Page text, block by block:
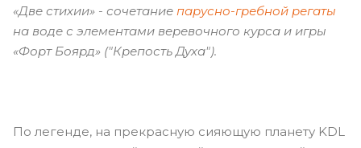
«Две стихии» - сочетание парусно-гребной регаты
на воде с элементами веревочного курса и игры
«Форт Боярд» ("Крепость Духа").
По легенде, на прекрасную сияющую планету KDL